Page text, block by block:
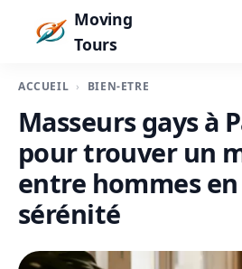
Moving
Tours
ACCUEIL BIEN-ÊTRE
Masseurs gays à
pour trouver un
entre hommes
sérénité